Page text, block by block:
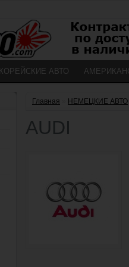
КОРЕЙСКИЕ АВТО
Главная НЕМЕЦКИЕ АВТО
AUDI